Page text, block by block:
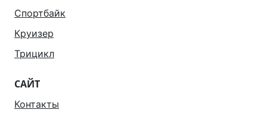
Спортбайк
Круизер
Трицикл
САЙТ
Контакты